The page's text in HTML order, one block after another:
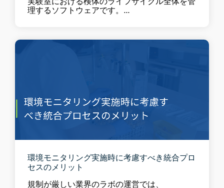
理するソフトウェアです。...
環境モニタリング実施時に考慮すべき統合プロ
セスのメリット
規制が厳しい業界のラボの運営では、